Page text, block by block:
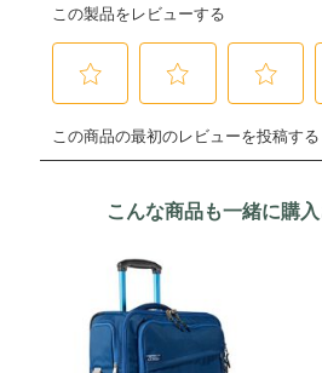
こんな商品も一緒に購